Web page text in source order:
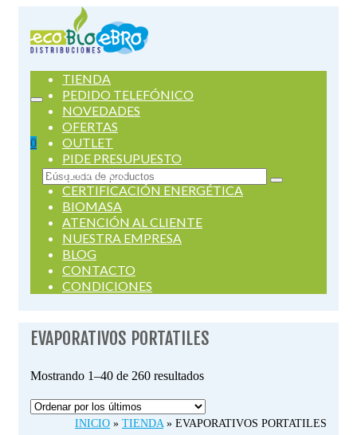
0
Buscar
por:
TIENDA
PEDIDO TELEFÓNICO
NOVEDADES
OFERTAS
OUTLET
PIDE PRESUPUESTO
SERVICIOS
CERTIFICACIÓN ENERGÉTICA
BIOMASA
ATENCIÓN AL CLIENTE
NUESTRA EMPRESA
BLOG
CONTACTO
CONDICIONES
EVAPORATIVOS PORTATILES
Mostrando 1–40 de 260 resultadosOrdenado
últimos
INICIO » TIENDA » EVAPORATIVOS PORTATILES